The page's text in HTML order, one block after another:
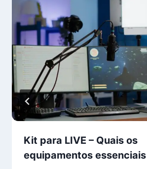
Kit para LIVE – Quais os
equipamentos essenciais